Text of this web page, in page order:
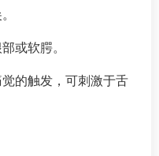
或软腭。
的触发，可刺激于舌